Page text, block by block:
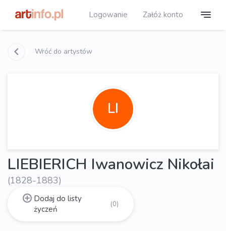
Logowanie Załóż konto
Wróć do artystów
LI
LIEBIERICH Iwanowicz Nikołai
(1828-1883)
Dodaj do listy
życzeń
(0)